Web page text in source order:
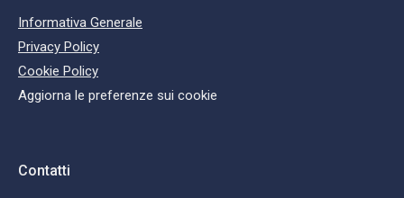
Informativa Generale
Privacy Policy
Cookie Policy
Aggiorna le preferenze sui cookie
Contatti